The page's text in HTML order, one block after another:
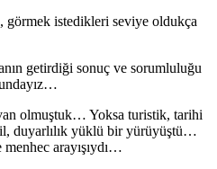
istedikleri seviye oldukça
getirdiği sonuç ve sorumluluğu
olmuştuk… Yoksa turistik, tarihi
duyarlılık yüklü bir yürüyüştü…
arayışıydı…